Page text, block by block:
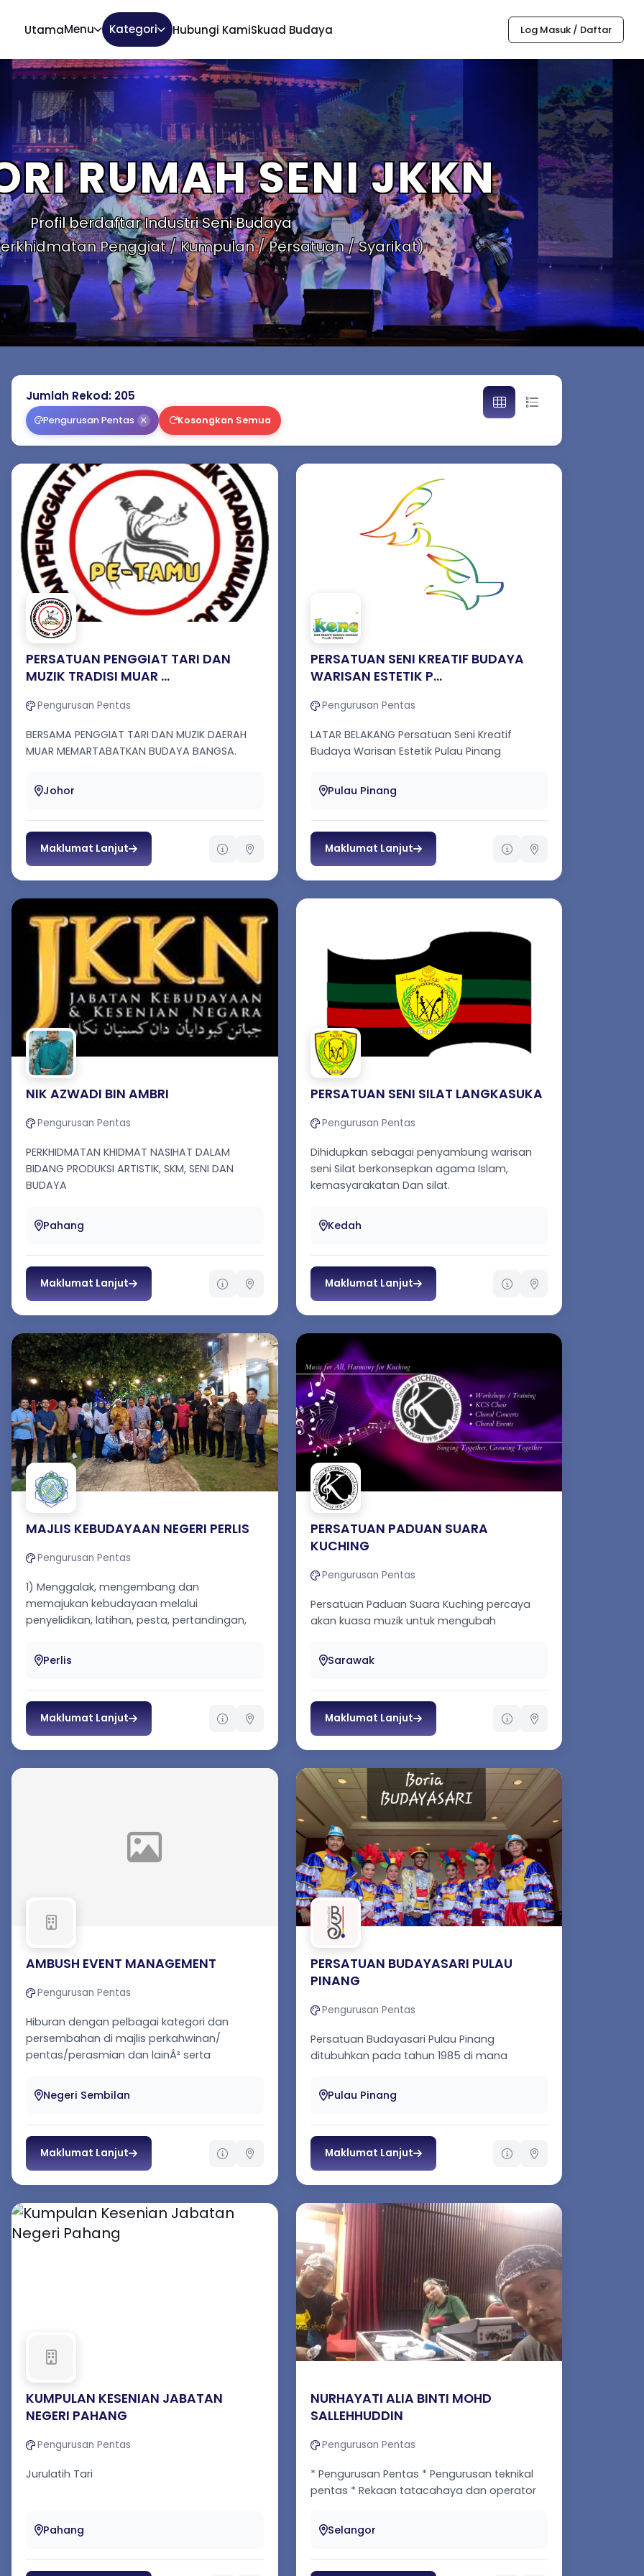
UtamaMenu Kategori Hubungi KamiSkuad Budaya Log Masuk / Daftar
RUMAH SENI JKKN
Profil berdaftar Industri Seni Budaya
Penggiat / Kumpulan / Persatuan / Syarikat)
Jumlah Rekod: 205
Pengurusan Pentas Kosongkan Semua
PERSATUAN PENGGIAT TARI DAN
MUZIK TRADISI MUAR ...
Pengurusan Pentas
BERSAMA PENGGIAT TARI DAN MUZIK DAERAH
MUAR MEMARTABATKAN BUDAYA BANGSA.
Johor
Maklumat Lanjut
PERSATUAN SENI KREATIF BUDAYA
WARISAN ESTETIK P...
Pengurusan Pentas
LATAR BELAKANG Persatuan Seni Kreatif
Budaya Warisan Estetik Pulau Pinang
Pulau Pinang
Maklumat Lanjut
NIK AZWADI BIN AMBRI
Pengurusan Pentas
PERKHIDMATAN KHIDMAT NASIHAT DALAM
BIDANG PRODUKSI ARTISTIK, SKM, SENI DAN
BUDAYA
Pahang
Maklumat Lanjut
PERSATUAN SENI SILAT LANGKASUKA
Pengurusan Pentas
Dihidupkan sebagai penyambung warisan
seni Silat berkonsepkan agama Islam,
kemasyarakatan Dan silat.
Kedah
Maklumat Lanjut
MAJLIS KEBUDAYAAN NEGERI PERLIS
Pengurusan Pentas
1) Menggalak, mengembang dan
memajukan kebudayaan melalui
penyelidikan, latihan, pesta, pertandingan,
Perlis
Maklumat Lanjut
PERSATUAN PADUAN SUARA
KUCHING
Pengurusan Pentas
Persatuan Paduan Suara Kuching percaya
akan kuasa muzik untuk mengubah
kami a...
Sarawak
Maklumat Lanjut
AMBUSH EVENT MANAGEMENT
Pengurusan Pentas
Hiburan dengan pelbagai kategori dan
persembahan di majlis perkahwinan/
pentas/perasmian dan lainÂ² serta
Negeri Sembilan
Maklumat Lanjut
PERSATUAN BUDAYASARI PULAU
PINANG
Pengurusan Pentas
Persatuan Budayasari Pulau Pinang
ditubuhkan pada tahun 1985 di mana
Budayasari tel...
Pulau Pinang
Maklumat Lanjut
KUMPULAN KESENIAN JABATAN
NEGERI PAHANG
Pengurusan Pentas
Jurulatih Tari
Pahang
NURHAYATI ALIA BINTI MOHD
SALLEHHUDDIN
Pengurusan Pentas
* Pengurusan Pentas * Pengurusan teknikal
pentas * Rekaan tatacahaya dan operator
Selangor